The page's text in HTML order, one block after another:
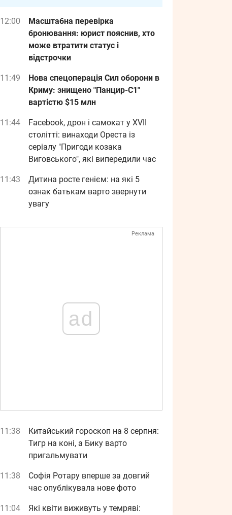
12:00
Масштабна перевірка
бронювання: юрист пояснив, хто
може втратити статус і
відстрочки
11:49
Нова спецоперація Сил оборони в
Криму: знищено "Панцир-С1"
вартістю $15 млн
11:44
Facebook, дрон і самокат у XVII
столітті: винаходи Ореста із
серіалу "Пригоди козака
Виговського", які випередили час
11:43
Дитина росте генієм: на які 5
ознак батькам варто звернути
увагу
Реклама
ad
11:38
Китайський гороскоп на 8 серпня:
Тигр на коні, а Бику варто
пригальмувати
11:38
Софія Ротару вперше за довгий
час опублікувала нове фото
11:04 Які квіти виживуть у темряві: